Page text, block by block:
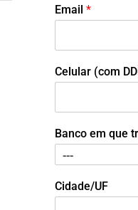
Email *
Celular (com
Banco em que
Cidade/UF